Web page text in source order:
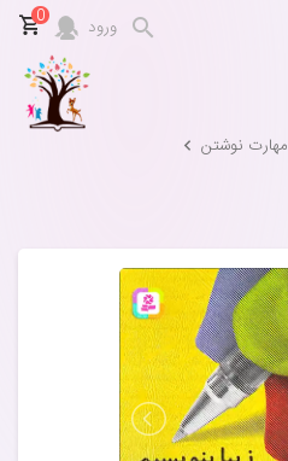
ورود 0
مهارت نوشتن